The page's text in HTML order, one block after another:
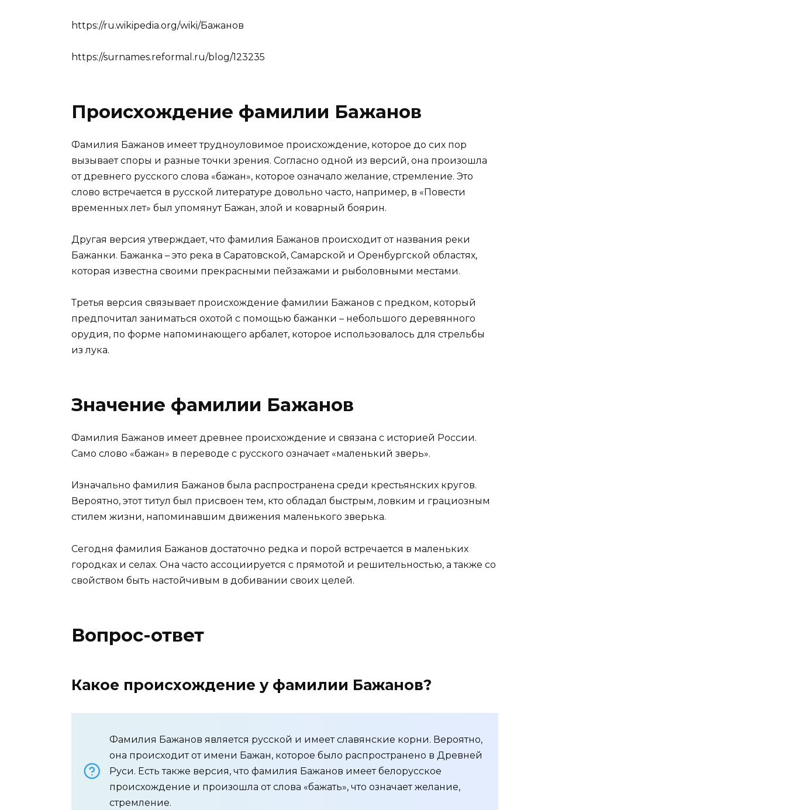
https://ru.wikipedia.org/wiki/Бажанов
https://surnames.reformal.ru/blog/123235
Происхождение фамилии Бажанов
Фамилия Бажанов имеет трудноуловимое происхождение, которое до сих пор
вызывает споры и разные точки зрения. Согласно одной из версий, она произошла
от древнего русского слова «бажан», которое означало желание, стремление. Это
слово встречается в русской литературе довольно часто, например, в «Повести
временных лет» был упомянут Бажан, злой и коварный боярин.
Другая версия утверждает, что фамилия Бажанов происходит от названия реки
Бажанки. Бажанка – это река в Саратовской, Самарской и Оренбургской областях,
которая известна своими прекрасными пейзажами и рыболовными местами.
Третья версия связывает происхождение фамилии Бажанов с предком, который
предпочитал заниматься охотой с помощью бажанки – небольшого деревянного
орудия, по форме напоминающего арбалет, которое использовалось для стрельбы
из лука.
Значение фамилии Бажанов
Фамилия Бажанов имеет древнее происхождение и связана с историей России.
Само слово «бажан» в переводе с русского означает «маленький зверь».
Изначально фамилия Бажанов была распространена среди крестьянских кругов.
Вероятно, этот титул был присвоен тем, кто обладал быстрым, ловким и грациозным
стилем жизни, напоминавшим движения маленького зверька.
Сегодня фамилия Бажанов достаточно редка и порой встречается в маленьких
городках и селах. Она часто ассоциируется с прямотой и решительностью, а также со
свойством быть настойчивым в добивании своих целей.
Вопрос-ответ
Какое происхождение у фамилии Бажанов?
Фамилия Бажанов является русской и имеет славянские корни. Вероятно,
она происходит от имени Бажан, которое было распространено в Древней
Руси. Есть также версия, что фамилия Бажанов имеет белорусское
происхождение и произошла от слова «бажать», что означает желание,
стремление.